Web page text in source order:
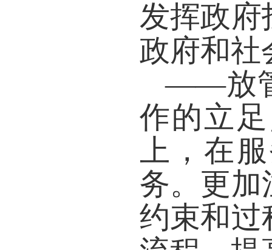
发挥政府
政府和社
——放
作的立
上，在
务。更加
约束和过